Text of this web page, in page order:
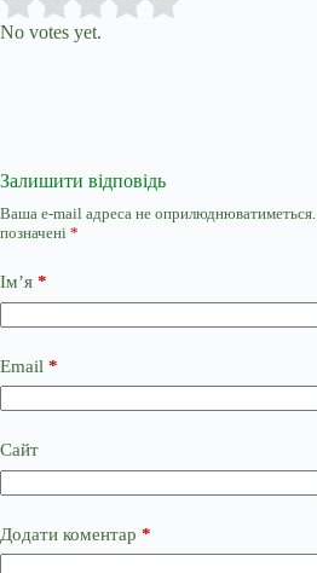
No votes yet.
Залишити відповідь
Ваша e-mail адреса не оприлюднюватиметься.
позначені *
Ім’я *
Email *
Сайт
Додати коментар *